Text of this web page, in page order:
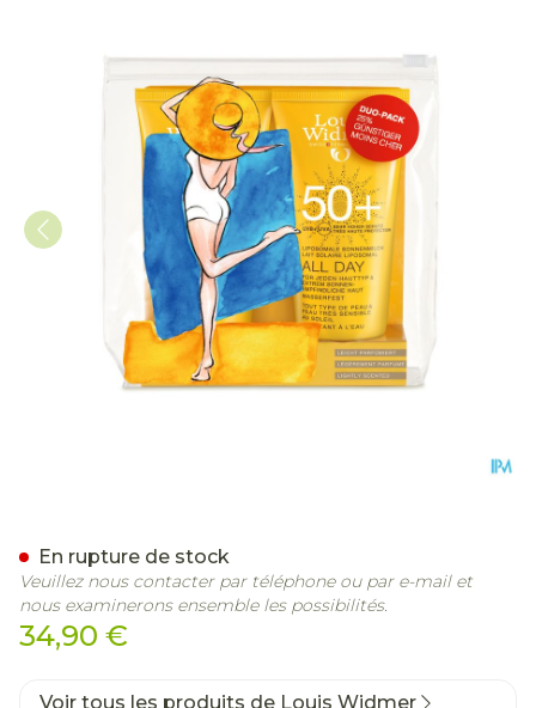
34,90 €
En rupture de stock
Veuillez nous contacter par téléphone ou par e-mail et
nous examinerons ensemble les possibilités.
Voir tous les produits de Louis Widmer